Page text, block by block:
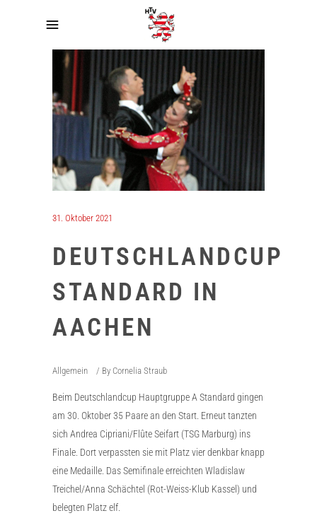
31. Oktober 2021
DEUTSCHLANDCUP
STANDARD IN
AACHEN
Allgemein By Cornelia Straub
Beim Deutschlandcup Hauptgruppe A Standard gingen
am 30. Oktober 35 Paare an den Start. Erneut tanzten
sich Andrea Cipriani/Flûte Seifart (TSG Marburg) ins
Finale. Dort verpassten sie mit Platz vier denkbar knapp
eine Medaille. Das Semifinale erreichten Wladislaw
Treichel/Anna Schächtel (Rot-Weiss-Klub Kassel) und
belegten Platz elf.